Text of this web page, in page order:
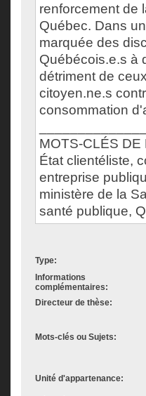
renforcement de
Québec. Dans
marquée des
Québécois.e.s à
détriment de
citoyen.ne.s
consommation
MOTS-CLÉS DE
État clientéliste,
entreprise
ministère de la
santé publique,
Type:
Informations
complémentaires:
Directeur de thèse:
Mots-clés ou Sujets:
Unité d'appartenance: